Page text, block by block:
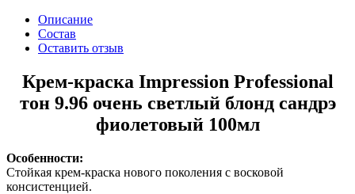
Описание
Состав
Оставить отзыв
Крем-краска Impression Professional
тон 9.96 очень светлый блонд сандрэ
фиолетовый 100мл
Особенности:
Стойкая крем-краска нового поколения с восковой
консистенцией.